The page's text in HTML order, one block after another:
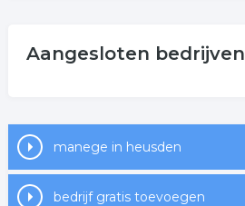
Aangesloten bedrijven
manege in heusden
bedrijf gratis toevoegen